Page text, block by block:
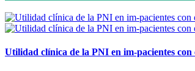
Utilidad clínica de la PNI en im-pacientes